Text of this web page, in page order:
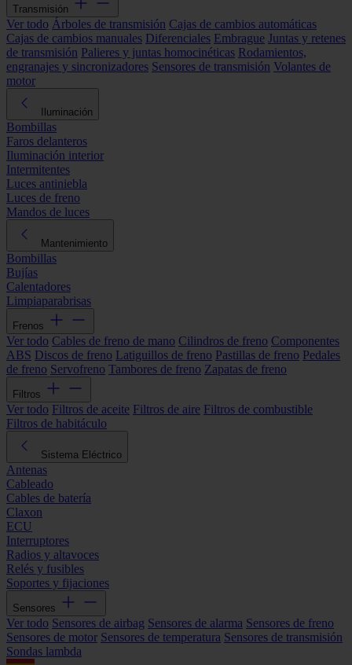
Transmisión
Ver todo Árboles de transmisión Cajas de cambios automáticas
Cajas de cambios manuales Diferenciales Embrague Juntas y retenes
de transmisión Palieres y juntas homocinéticas Rodamientos,
engranajes y sincronizadores Sensores de transmisión Volantes de
motor
Iluminación
Bombillas
Faros delanteros
Iluminación interior
Intermitentes
Luces antiniebla
Luces de freno
Mandos de luces
Mantenimiento
Bombillas
Bujías
Calentadores
Limpiaparabrisas
Frenos
Ver todo Cables de freno de mano Cilindros de freno Componentes
ABS Discos de freno Latiguillos de freno Pastillas de freno Pedales
de freno Servofreno Tambores de freno Zapatas de freno
Filtros
Ver todo Filtros de aceite Filtros de aire Filtros de combustible
Filtros de habitáculo
Sistema Eléctrico
Antenas
Cableado
Cables de batería
Claxon
ECU
Interruptores
Radios y altavoces
Relés y fusibles
Soportes y fijaciones
Sensores
Ver todo Sensores de airbag Sensores de alarma Sensores de freno
Sensores de motor Sensores de temperatura Sensores de transmisión
Sondas lambda